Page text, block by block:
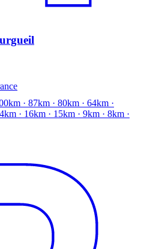
· 87km · 80km · 64km ·
· 16km · 15km · 9km · 8km ·